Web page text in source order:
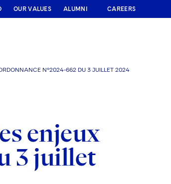
OUR VALUES ALUMNI CAREERS
N°2024-662 DU 3 JUILLET 2024
enjeux
3 juillet